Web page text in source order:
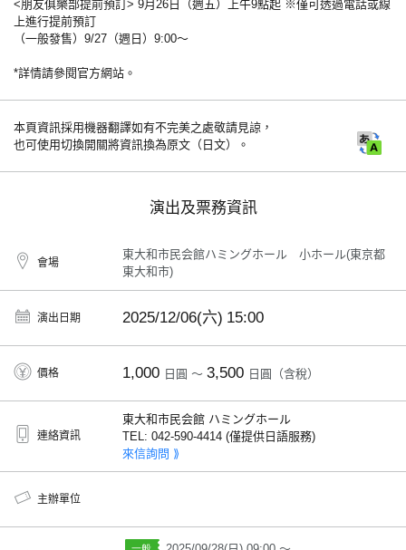
<朋友俱樂部提前預訂> 9月26日（週五）上午9點起 ※僅可透過電話或線
上進行提前預訂
（一般發售）9/27（週日）9:00～
*詳情請參閱官方網站。
本頁資訊採用機器翻譯如有不完美之處敬請見諒，
也可使用切換開關將資訊換為原文（日文）。
演出及票務資訊
會場
東大和市民会館ハミングホール 小ホール(東京都
東大和市)
演出日期 2025/12/06(六) 15:00
價格 1,000 日圓 ～ 3,500 日圓（含稅）
連絡資訊
東大和市民会館 ハミングホール
TEL: 042-590-4414 (僅提供日語服務)
來信詢問 ⟫
主辦單位